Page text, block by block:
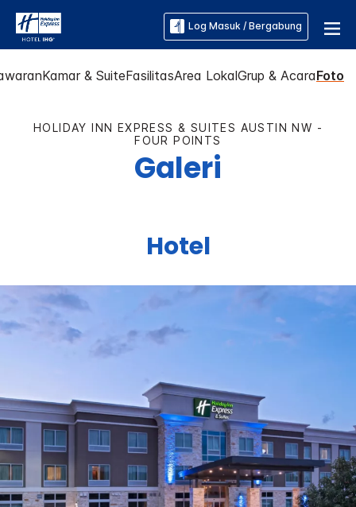
Log Masuk / Bergabung
Kamar & SuiteFasilitasArea LokalGrup & AcaraFoto
HOLIDAY INN EXPRESS & SUITES AUSTIN NW -
FOUR POINTS
Galeri
Hotel